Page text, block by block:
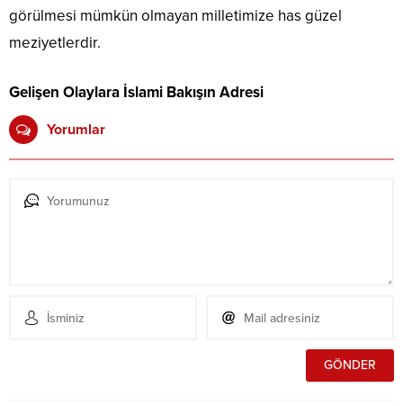
görülmesi mümkün olmayan milletimize has güzel
meziyetlerdir.
Gelişen Olaylara İslami Bakışın Adresi
Yorumlar